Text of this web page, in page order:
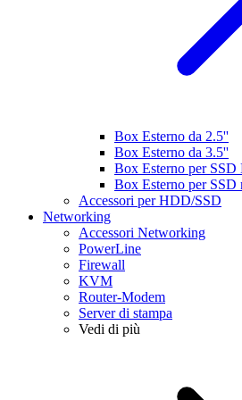
Box Esterno da 2.5''
Box Esterno da 3.5''
Box Esterno per SSD
Box Esterno per SSD
Accessori per HDD/SSD
Networking
Accessori Networking
PowerLine
Firewall
KVM
Router-Modem
Server di stampa
Vedi di più